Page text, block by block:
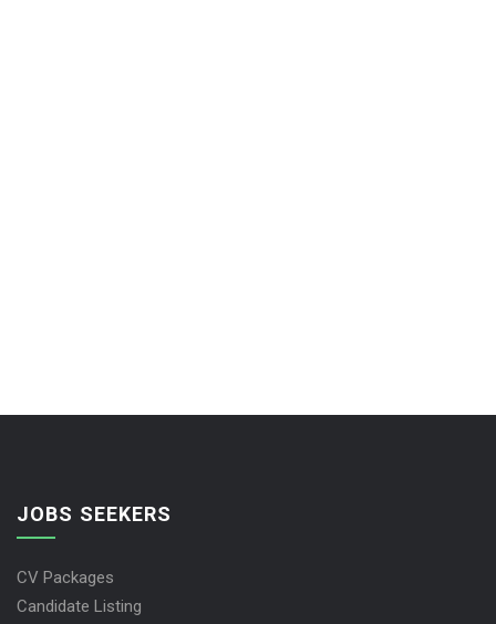
JOBS SEEKERS
CV Packages
Candidate Listing